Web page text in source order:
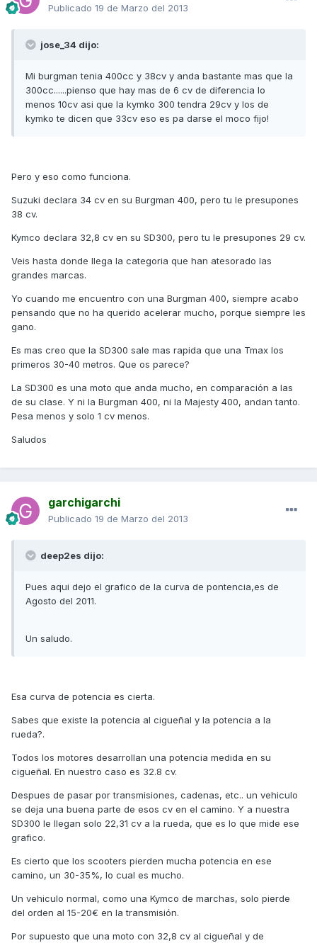
Publicado 19 de Marzo del 2013
jose_34 dijo:
Mi burgman tenia 400cc y 38cv y anda bastante mas que la
300cc......pienso que hay mas de 6 cv de diferencia lo
menos 10cv asi que la kymko 300 tendra 29cv y los de
kymko te dicen que 33cv eso es pa darse el moco fijo!
Pero y eso como funciona.
Suzuki declara 34 cv en su Burgman 400, pero tu le presupones
38 cv.
Kymco declara 32,8 cv en su SD300, pero tu le presupones 29 cv.
Veis hasta donde llega la categoria que han atesorado las
grandes marcas.
Yo cuando me encuentro con una Burgman 400, siempre acabo
pensando que no ha querido acelerar mucho, porque siempre les
gano.
Es mas creo que la SD300 sale mas rapida que una Tmax los
primeros 30-40 metros. Que os parece?
La SD300 es una moto que anda mucho, en comparación a las
de su clase. Y ni la Burgman 400, ni la Majesty 400, andan tanto.
Pesa menos y solo 1 cv menos.
Saludos
garchigarchi
Publicado 19 de Marzo del 2013
deep2es dijo:
Pues aqui dejo el grafico de la curva de pontencia,es de
Agosto del 2011.
Un saludo.
Esa curva de potencia es cierta.
Sabes que existe la potencia al cigueñal y la potencia a la
rueda?.
Todos los motores desarrollan una potencia medida en su
cigueñal. En nuestro caso es 32.8 cv.
Despues de pasar por transmisiones, cadenas, etc.. un vehiculo
se deja una buena parte de esos cv en el camino. Y a nuestra
SD300 le llegan solo 22,31 cv a la rueda, que es lo que mide ese
grafico.
Es cierto que los scooters pierden mucha potencia en ese
camino, un 30-35%, lo cual es mucho.
Un vehiculo normal, como una Kymco de marchas, solo pierde
del orden al 15-20€ en la transmisión.
Por supuesto que una moto con 32,8 cv al cigueñal y de